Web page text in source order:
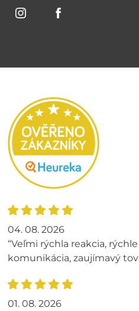
04. 08. 2026
“Veľmi rýchla reakcia,
komunikácia, zaujímavý
01. 08. 2026